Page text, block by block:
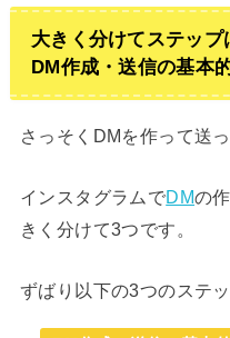
大きく分けてステッ
DM作成・送信の基本
さっそくDMを作って送
インスタグラムでDMの
きく分けて3つです。
ずばり以下の3つのステッ